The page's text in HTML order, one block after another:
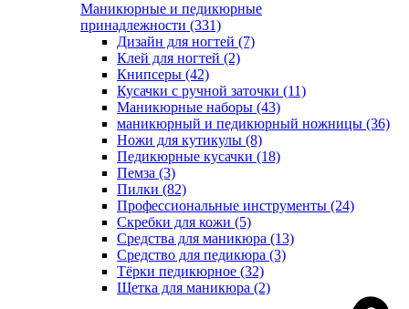
Маникюрные и педикюрные
принадлежности (331)
Дизайн для ногтей (7)
Клей для ногтей (2)
Книпсеры (42)
Кусачки с ручной заточки (11)
Маникюрные наборы (43)
маникюрный и педикюрный ножницы (36)
Ножи для кутикулы (8)
Педикюрные кусачки (18)
Пемза (3)
Пилки (82)
Профессиональные инструменты (24)
Скребки для кожи (5)
Средства для маникюра (13)
Средство для педикюра (3)
Тёрки педикюрное (32)
Щетка для маникюра (2)